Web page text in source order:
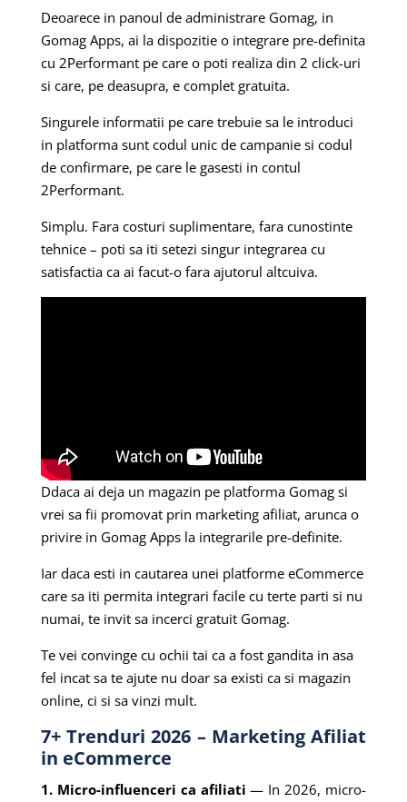
Deoarece in panoul de administrare Gomag, in
Gomag Apps, ai la dispozitie o integrare pre-definita
cu 2Performant pe care o poti realiza din 2 click-uri
si care, pe deasupra, e complet gratuita.
Singurele informatii pe care trebuie sa le introduci
in platforma sunt codul unic de campanie si codul
de confirmare, pe care le gasesti in contul
2Performant.
Simplu. Fara costuri suplimentare, fara cunostinte
tehnice – poti sa iti setezi singur integrarea cu
satisfactia ca ai facut-o fara ajutorul altcuiva.
Ddaca ai deja un magazin pe platforma Gomag si
vrei sa fii promovat prin marketing afiliat, arunca o
privire in Gomag Apps la integrarile pre-definite.
Iar daca esti in cautarea unei platforme eCommerce
care sa iti permita integrari facile cu terte parti si nu
numai, te invit sa incerci gratuit Gomag.
Te vei convinge cu ochii tai ca a fost gandita in asa
fel incat sa te ajute nu doar sa existi ca si magazin
online, ci si sa vinzi mult.
7+ Trenduri 2026 – Marketing Afiliat
in eCommerce
1. Micro-influenceri ca afiliati — In 2026, micro-